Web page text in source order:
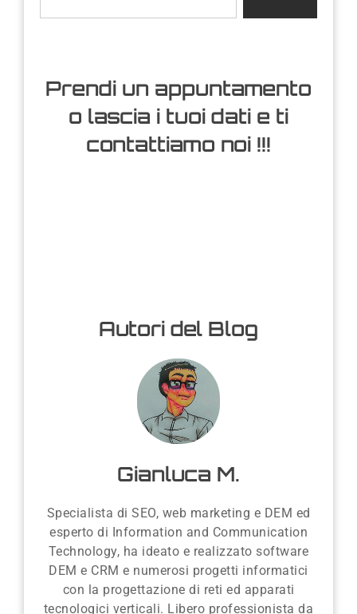
Prendi un appuntamento
o lascia i tuoi dati e ti
contattiamo noi !!!
Autori del Blog
Gianluca M.
Specialista di SEO, web marketing e DEM ed
esperto di Information and Communication
Technology, ha ideato e realizzato software
DEM e CRM e numerosi progetti informatici
con la progettazione di reti ed apparati
tecnologici verticali. Libero professionista da